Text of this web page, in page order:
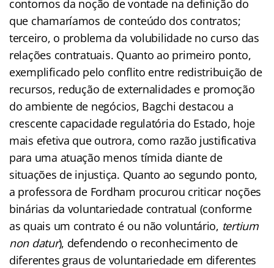
contornos da noção de vontade na definição do
que chamaríamos de conteúdo dos contratos;
terceiro, o problema da volubilidade no curso das
relações contratuais. Quanto ao primeiro ponto,
exemplificado pelo conflito entre redistribuição de
recursos, redução de externalidades e promoção
do ambiente de negócios, Bagchi destacou a
crescente capacidade regulatória do Estado, hoje
mais efetiva que outrora, como razão justificativa
para uma atuação menos tímida diante de
situações de injustiça. Quanto ao segundo ponto,
a professora de Fordham procurou criticar noções
binárias da voluntariedade contratual (conforme
as quais um contrato é ou não voluntário, tertium
non datur), defendendo o reconhecimento de
diferentes graus de voluntariedade em diferentes